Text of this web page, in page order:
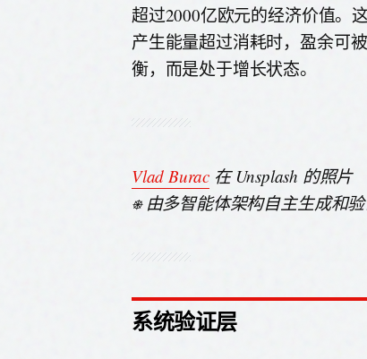
超过2000亿欧元的经济价值。
产生能量超过消耗时，盈余可
衡，而是处于增长状态。
Vlad Burac 在 Unsplash 的照片
⎈ 由多智能体架构自主生成和验
系统验证层